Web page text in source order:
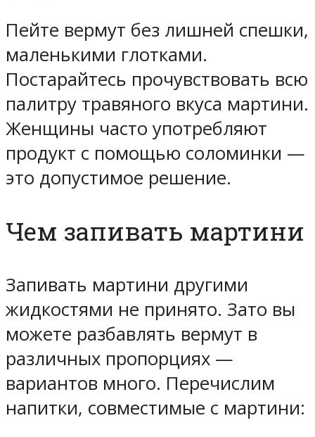
Пейте вермут без лишней спешки,
маленькими глотками.
Постарайтесь прочувствовать всю
палитру травяного вкуса мартини.
Женщины часто употребляют
продукт с помощью соломинки —
это допустимое решение.
Чем запивать мартини
Запивать мартини другими
жидкостями не принято. Зато вы
можете разбавлять вермут в
различных пропорциях —
вариантов много. Перечислим
напитки, совместимые с мартини: